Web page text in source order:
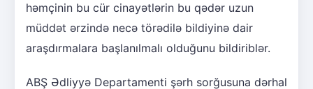
həmçinin bu cür cinayətlərin bu qədər uzun
müddət ərzində necə törədilə bildiyinə dair
araşdırmalara başlanılmalı olduğunu bildiriblər.
ABŞ Ədliyyə Departamenti şərh sorğusuna dərhal